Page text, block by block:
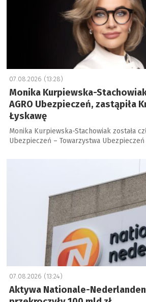
07.08.2026 (13:28)
Monika Kurpiewska-
AGRO Ubezpieczeń, zastąpiła
Łyskawę
Monika Kurpiewska-Stachowiak została
Ubezpieczeń – Towarzystwa
07.08.2026 (13:24)
Aktywa Nationale-Nederlanden